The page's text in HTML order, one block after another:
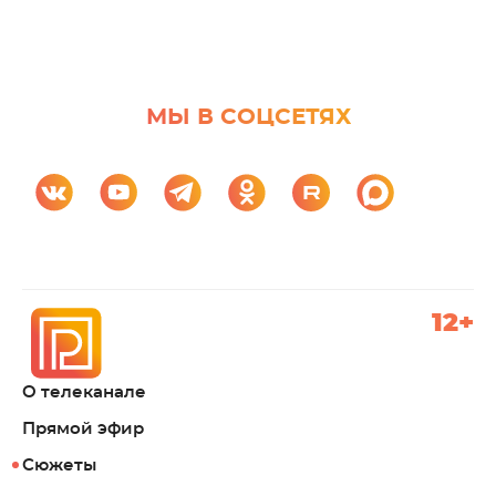
МЫ В СОЦСЕТЯХ
О телеканале
Прямой эфир
Сюжеты
12+